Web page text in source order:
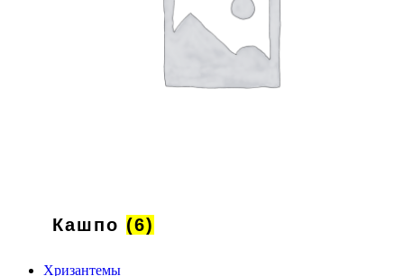
Кашпо (6)
Хризантемы